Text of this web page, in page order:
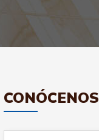
CONÓCENOS